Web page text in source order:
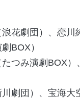
花劇団）、恋川
BOX）
つみ演劇BOX）
劇団）、宝海大